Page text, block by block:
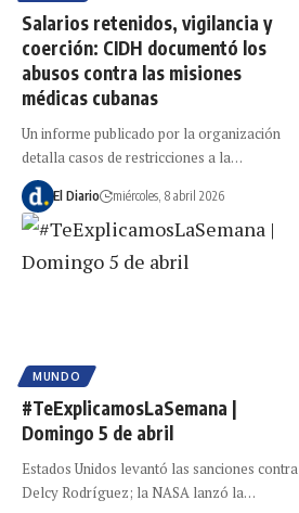
Salarios retenidos, vigilancia y
coerción: CIDH documentó los
abusos contra las misiones
médicas cubanas
Un informe publicado por la organización
detalla casos de restricciones a la…
El Diario miércoles, 8 abril 2026
MUNDO
#TeExplicamosLaSemana |
Domingo 5 de abril
Estados Unidos levantó las sanciones contra
Delcy Rodríguez; la NASA lanzó la…